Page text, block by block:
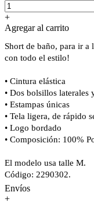
+
Agregar al carrito
Short de baño, para ir a
con todo el estilo!
• Cintura elástica
• Dos bolsillos laterales
• Estampas únicas
• Tela ligera, de rápido
• Logo bordado
• Composición: 100%
El modelo usa talle M.
Código: 2290302.
Envíos
+